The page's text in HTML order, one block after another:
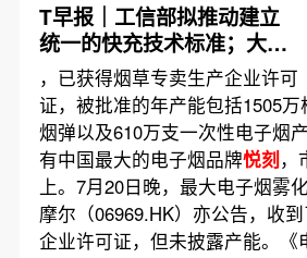
T早报｜工信部拟推动建立
统一的快充技术标准；大众
汽车集团高层巨震；“天猫香
港”服务将关闭
，已获得烟草专卖生产企业许可
证，被批准的年产能包括1505
烟弹以及610万支一次性电子烟
有中国最大的电子烟品牌悦刻，
上。7月20日晚，最大电子烟雾
摩尔（06969.HK）亦公告，收
企业许可证，但未披露产能。